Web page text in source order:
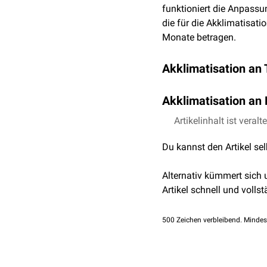
funktioniert die
die für die
Monate betragen.
Akklimatisation an
Proteineinbauin die
macht dieZellwand
zu kaltem Klima leichter
Akklimatisation an
Aufgrund der
geht mit
Temperatursteigerungen
Die Steigerung der
Sauerstoff nimmt
kommt es zu einem
Artikelinhalt ist
Du kannst den Artikel
Alternativ kümmert sich
Artikel schnell und
500 Zeichen verbleibend.